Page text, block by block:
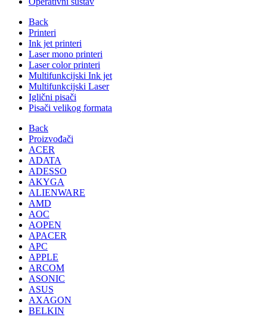
Back
Printeri
Ink jet printeri
Laser mono printeri
Laser color printeri
Multifunkcijski Ink jet
Multifunkcijski Laser
Iglični pisači
Pisači velikog formata
Back
Proizvođači
ACER
ADATA
ADESSO
AKYGA
ALIENWARE
AMD
AOC
AOPEN
APACER
APC
APPLE
ARCOM
ASONIC
ASUS
AXAGON
BELKIN